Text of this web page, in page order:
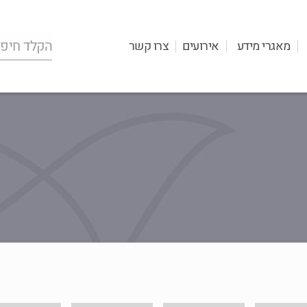
מאגרי מידע אירועים צרו קשר